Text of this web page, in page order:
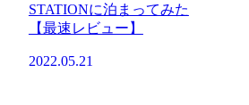
STATIONに泊まってみた
【最速レビュー】
2022.05.21